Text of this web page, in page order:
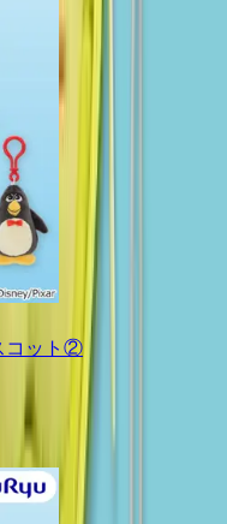
コット②